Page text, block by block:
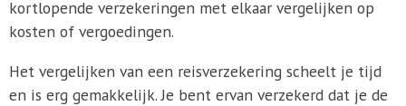
kortlopende verzekeringen met elkaar vergelijken op
kosten of vergoedingen.
Het vergelijken van een reisverzekering scheelt je tijd
en is erg gemakkelijk. Je bent ervan verzekerd dat je de